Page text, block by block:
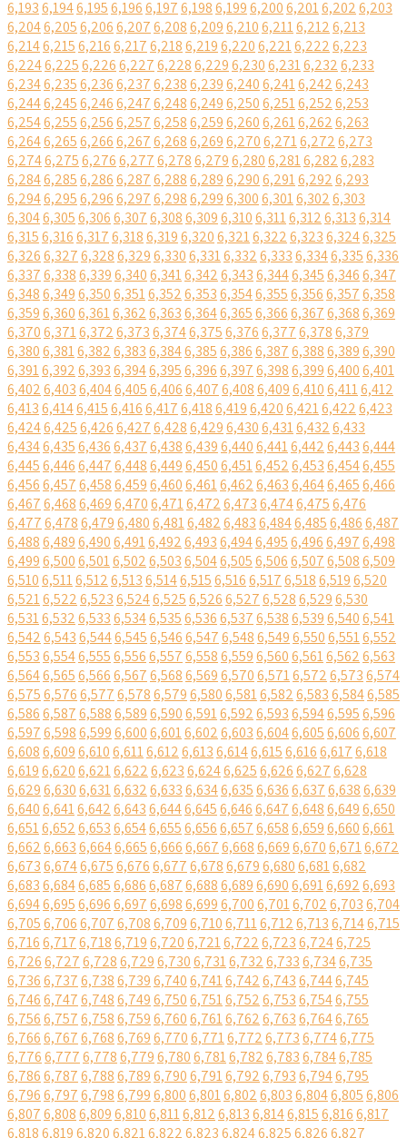
6,1936,1946,1956,1966,1976,1986,1996,2006,2016,2026,203
6,2046,2056,2066,2076,2086,2096,2106,2116,2126,213
6,2146,2156,2166,2176,2186,2196,2206,2216,2226,223
6,2246,2256,2266,2276,2286,2296,2306,2316,2326,233
6,2346,2356,2366,2376,2386,2396,2406,2416,2426,243
6,2446,2456,2466,2476,2486,2496,2506,2516,2526,253
6,2546,2556,2566,2576,2586,2596,2606,2616,2626,263
6,2646,2656,2666,2676,2686,2696,2706,2716,2726,273
6,2746,2756,2766,2776,2786,2796,2806,2816,2826,283
6,2846,2856,2866,2876,2886,2896,2906,2916,2926,293
6,2946,2956,2966,2976,2986,2996,3006,3016,3026,303
6,3046,3056,3066,3076,3086,3096,3106,3116,3126,3136,314
6,3156,3166,3176,3186,3196,3206,3216,3226,3236,3246,325
6,3266,3276,3286,3296,3306,3316,3326,3336,3346,3356,336
6,3376,3386,3396,3406,3416,3426,3436,3446,3456,3466,347
6,3486,3496,3506,3516,3526,3536,3546,3556,3566,3576,358
6,3596,3606,3616,3626,3636,3646,3656,3666,3676,3686,369
6,3706,3716,3726,3736,3746,3756,3766,3776,3786,379
6,3806,3816,3826,3836,3846,3856,3866,3876,3886,3896,390
6,3916,3926,3936,3946,3956,3966,3976,3986,3996,4006,401
6,4026,4036,4046,4056,4066,4076,4086,4096,4106,4116,412
6,4136,4146,4156,4166,4176,4186,4196,4206,4216,4226,423
6,4246,4256,4266,4276,4286,4296,4306,4316,4326,433
6,4346,4356,4366,4376,4386,4396,4406,4416,4426,4436,444
6,4456,4466,4476,4486,4496,4506,4516,4526,4536,4546,455
6,4566,4576,4586,4596,4606,4616,4626,4636,4646,4656,466
6,4676,4686,4696,4706,4716,4726,4736,4746,4756,476
6,4776,4786,4796,4806,4816,4826,4836,4846,4856,4866,487
6,4886,4896,4906,4916,4926,4936,4946,4956,4966,4976,498
6,4996,5006,5016,5026,5036,5046,5056,5066,5076,5086,509
6,5106,5116,5126,5136,5146,5156,5166,5176,5186,5196,520
6,5216,5226,5236,5246,5256,5266,5276,5286,5296,530
6,5316,5326,5336,5346,5356,5366,5376,5386,5396,5406,541
6,5426,5436,5446,5456,5466,5476,5486,5496,5506,5516,552
6,5536,5546,5556,5566,5576,5586,5596,5606,5616,5626,563
6,5646,5656,5666,5676,5686,5696,5706,5716,5726,5736,574
6,5756,5766,5776,5786,5796,5806,5816,5826,5836,5846,585
6,5866,5876,5886,5896,5906,5916,5926,5936,5946,5956,596
6,5976,5986,5996,6006,6016,6026,6036,6046,6056,6066,607
6,6086,6096,6106,6116,6126,6136,6146,6156,6166,6176,618
6,6196,6206,6216,6226,6236,6246,6256,6266,6276,628
6,6296,6306,6316,6326,6336,6346,6356,6366,6376,6386,639
6,6406,6416,6426,6436,6446,6456,6466,6476,6486,6496,650
6,6516,6526,6536,6546,6556,6566,6576,6586,6596,6606,661
6,6626,6636,6646,6656,6666,6676,6686,6696,6706,6716,672
6,6736,6746,6756,6766,6776,6786,6796,6806,6816,682
6,6836,6846,6856,6866,6876,6886,6896,6906,6916,6926,693
6,6946,6956,6966,6976,6986,6996,7006,7016,7026,7036,704
6,7056,7066,7076,7086,7096,7106,7116,7126,7136,7146,715
6,7166,7176,7186,7196,7206,7216,7226,7236,7246,725
6,7266,7276,7286,7296,7306,7316,7326,7336,7346,735
6,7366,7376,7386,7396,7406,7416,7426,7436,7446,745
6,7466,7476,7486,7496,7506,7516,7526,7536,7546,755
6,7566,7576,7586,7596,7606,7616,7626,7636,7646,765
6,7666,7676,7686,7696,7706,7716,7726,7736,7746,775
6,7766,7776,7786,7796,7806,7816,7826,7836,7846,785
6,7866,7876,7886,7896,7906,7916,7926,7936,7946,795
6,7966,7976,7986,7996,8006,8016,8026,8036,8046,8056,806
6,8076,8086,8096,8106,8116,8126,8136,8146,8156,8166,817
6,8186,8196,8206,8216,8226,8236,8246,8256,8266,827